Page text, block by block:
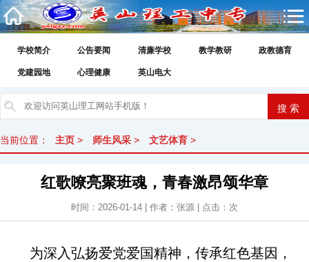
学校简介 公告要闻 清廉学校 教学教研 政教德育
党建园地 心理健康 英山电大
当前位置： 主页 > 师生风采 > 文艺体育 >
红歌嘹亮聚班魂，青春激昂颂华章
时间：2026-01-14 | 作者：张源 | 点击： 次
为深入弘扬爱党爱国精神，传承红色基因，